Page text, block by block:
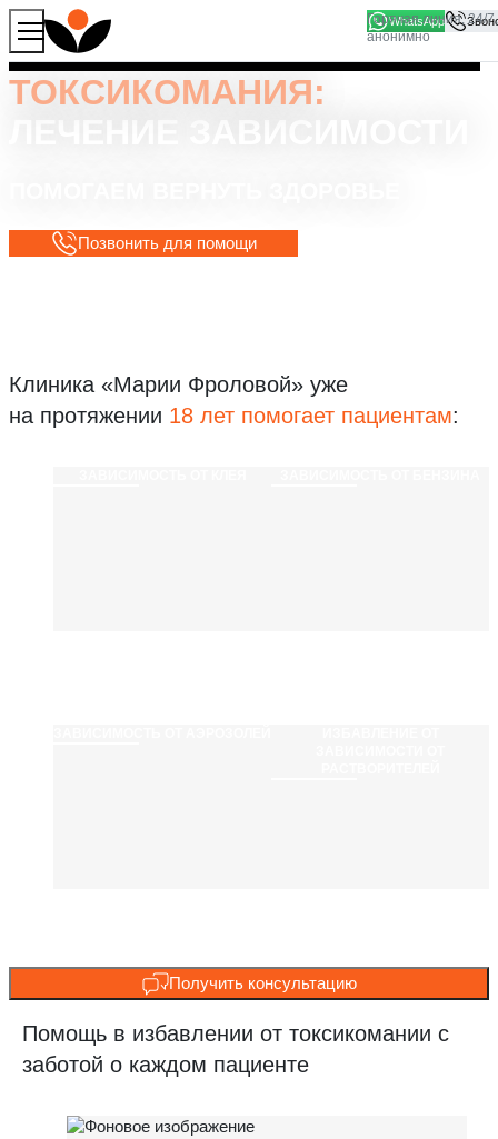
WhatsApp
ТОКСИКОМАНИЯ:
Позвонить для помощи
Клиника «Марии Фроловой» уже
на протяжении 18 лет помогает пациентам:
Получить консультацию
Помощь в избавлении от токсикомании с
заботой о каждом пациенте
Продолжая работу с сайтом, вы соглашаетесь на то, что
мы используем файлы
Хорошо